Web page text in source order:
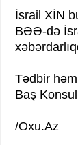
İsrail XİN
BƏƏ-də
Tədbir
Baş
/Oxu.Az